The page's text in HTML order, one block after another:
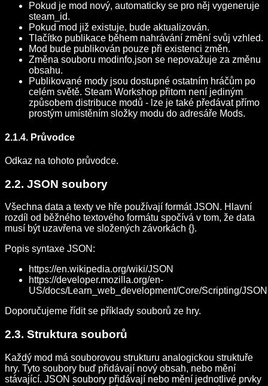
Pokud je mod nový, automaticky se pro něj vygeneruje
steam_id.
Pokud mod již existuje, bude aktualizován.
Tlačítko publikace během nahrávání změní svůj vzhled.
Mod bude publikován pouze při existenci změn.
Změna souboru modinfo.json se nepovažuje za změnu
obsahu.
Publikované mody jsou dostupné ostatním hráčům po
celém světě. Steam Workshop přitom není jediným
způsobem distribuce modů - lze je také předávat přímo
prostým umístěním složky modu do adresáře Mods.
2.1.4. Průvodce
Odkaz na tohoto průvodce.
2.2. JSON soubory
Všechna data a texty ve hře používají formát JSON. Hlavní
rozdíl od běžného textového formátu spočívá v tom, že data
musí být uzavřena ve složených závorkách {}.
Popis syntaxe JSON:
https://en.wikipedia.org/wiki/JSON
https://developer.mozilla.org/en-
US/docs/Learn_web_development/Core/Scripting/JSON
Doporučujeme řídit se příklady souborů ze hry.
2.3. Struktura souborů
Každý mod má souborovou strukturu analogickou struktuře
hry. Tyto soubory buď přidávají nový obsah, nebo mění
stávající. JSON soubory přidávají nebo mění jednotlivé prvky